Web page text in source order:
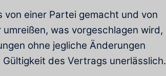
einer Partei gemacht und von
was vorgeschlagen wird,
ohne jegliche Änderungen
des Vertrags unerlässlich.